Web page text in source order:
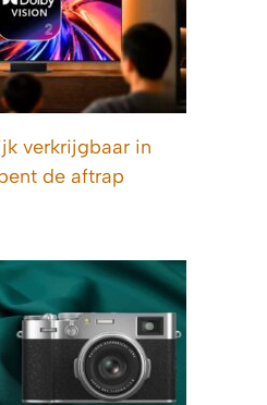
verkrijgbaar in
de aftrap